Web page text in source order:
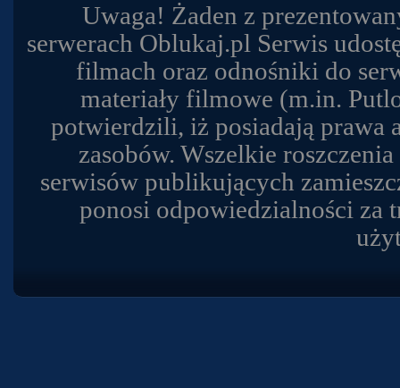
Uwaga! Żaden z
serwerach Oblukaj.pl Serwis
filmach oraz odnośniki do
materiały filmowe (m.in.
potwierdzili, iż posiadają prawa
zasobów. Wszelkie
serwisów publikujących
ponosi odpowiedzialności za